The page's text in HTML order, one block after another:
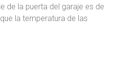
de la puerta del garaje es de
la temperatura de las